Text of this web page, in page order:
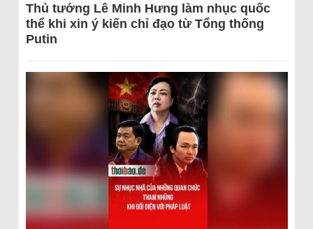
Thủ tướng Lê Minh Hưng làm nhục quốc
thể khi xin ý kiến chỉ đạo từ Tổng thống
Putin